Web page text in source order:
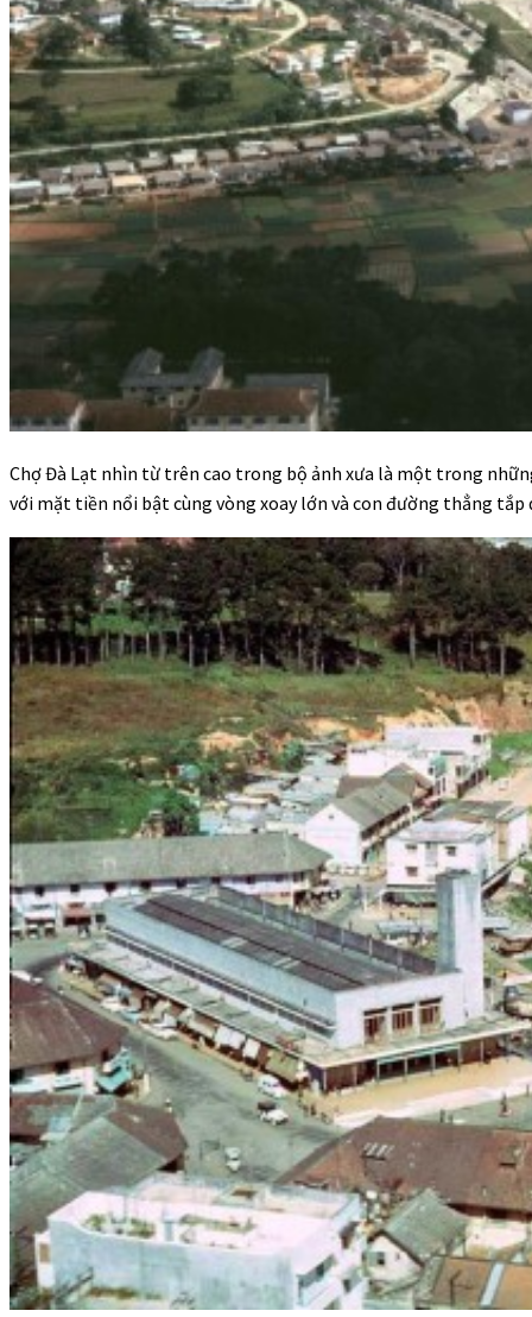
Chợ Đà Lạt nhìn từ trên cao trong bộ ảnh xưa là một trong
với mặt tiền nổi bật cùng vòng xoay lớn và con đường thẳng tắp